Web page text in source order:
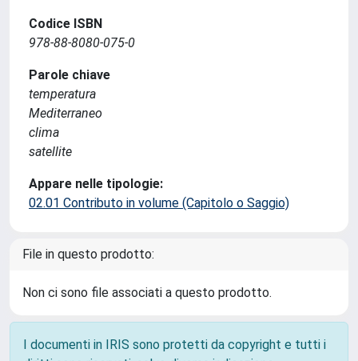
Codice ISBN
978-88-8080-075-0
Parole chiave
temperatura
Mediterraneo
clima
satellite
Appare nelle tipologie:
02.01 Contributo in volume (Capitolo o Saggio)
File in questo prodotto:
Non ci sono file associati a questo prodotto.
I documenti in IRIS sono protetti da copyright e tutti i